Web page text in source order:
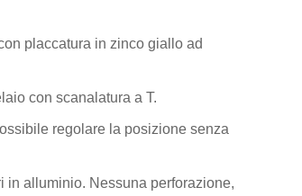
placcatura in zinco giallo ad
con scanalatura a T.
regolare la posizione senza
alluminio. Nessuna perforazione,